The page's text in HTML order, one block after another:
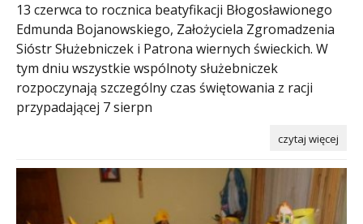
13 czerwca to rocznica beatyfikacji Błogosławionego
Edmunda Bojanowskiego, Założyciela Zgromadzenia
Sióstr Służebniczek i Patrona wiernych świeckich. W
tym dniu wszystkie wspólnoty służebniczek
rozpoczynają szczególny czas świętowania z racji
przypadającej 7 sierpn
czytaj więcej